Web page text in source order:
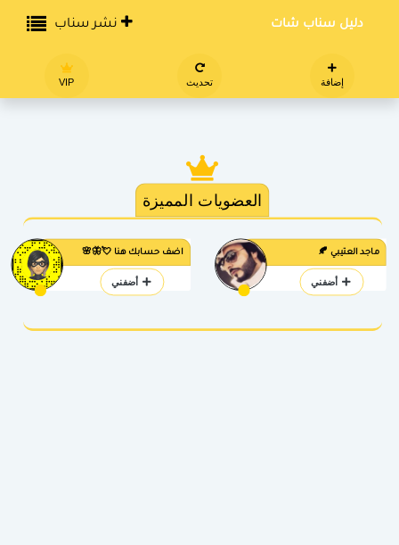
دليل سناب شات نشر سناب
إضافة تحديث VIP
العضويات المميزة
ماجد العتيبي 🍂
أضفني
اضف حسابك هنا 💘🦋🌸
أضفني